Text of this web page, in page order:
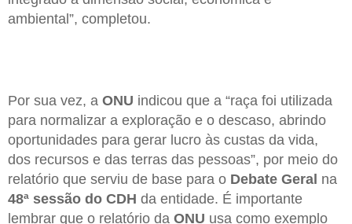
ambiental”, completou.
Por sua vez, a ONU indicou que a “raça foi utilizada
para normalizar a exploração e o descaso, abrindo
oportunidades para gerar lucro às custas da vida,
dos recursos e das terras das pessoas”, por meio do
relatório que serviu de base para o Debate Geral na
48ª sessão do CDH da entidade. É importante
lembrar que o relatório da ONU usa como exemplo